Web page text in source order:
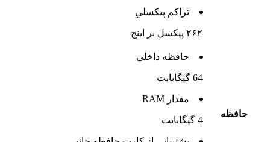
تراکم پيکسلي
۲۶۲ پیکسل بر اینچ
حافظه
حافظه داخلی
64 گيگابايت
مقدار RAM
4 گيگابايت